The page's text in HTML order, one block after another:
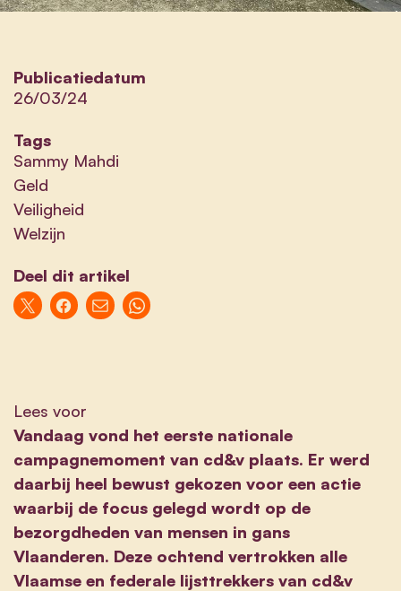
Publicatiedatum
26/03/24
Tags
Sammy Mahdi
Geld
Veiligheid
Welzijn
Deel dit artikel
Lees voor
Vandaag vond het eerste nationale
campagnemoment van cd&v plaats. Er werd
daarbij heel bewust gekozen voor een actie
waarbij de focus gelegd wordt op de
bezorgdheden van mensen in gans
Vlaanderen. Deze ochtend vertrokken alle
Vlaamse en federale lijsttrekkers van cd&v